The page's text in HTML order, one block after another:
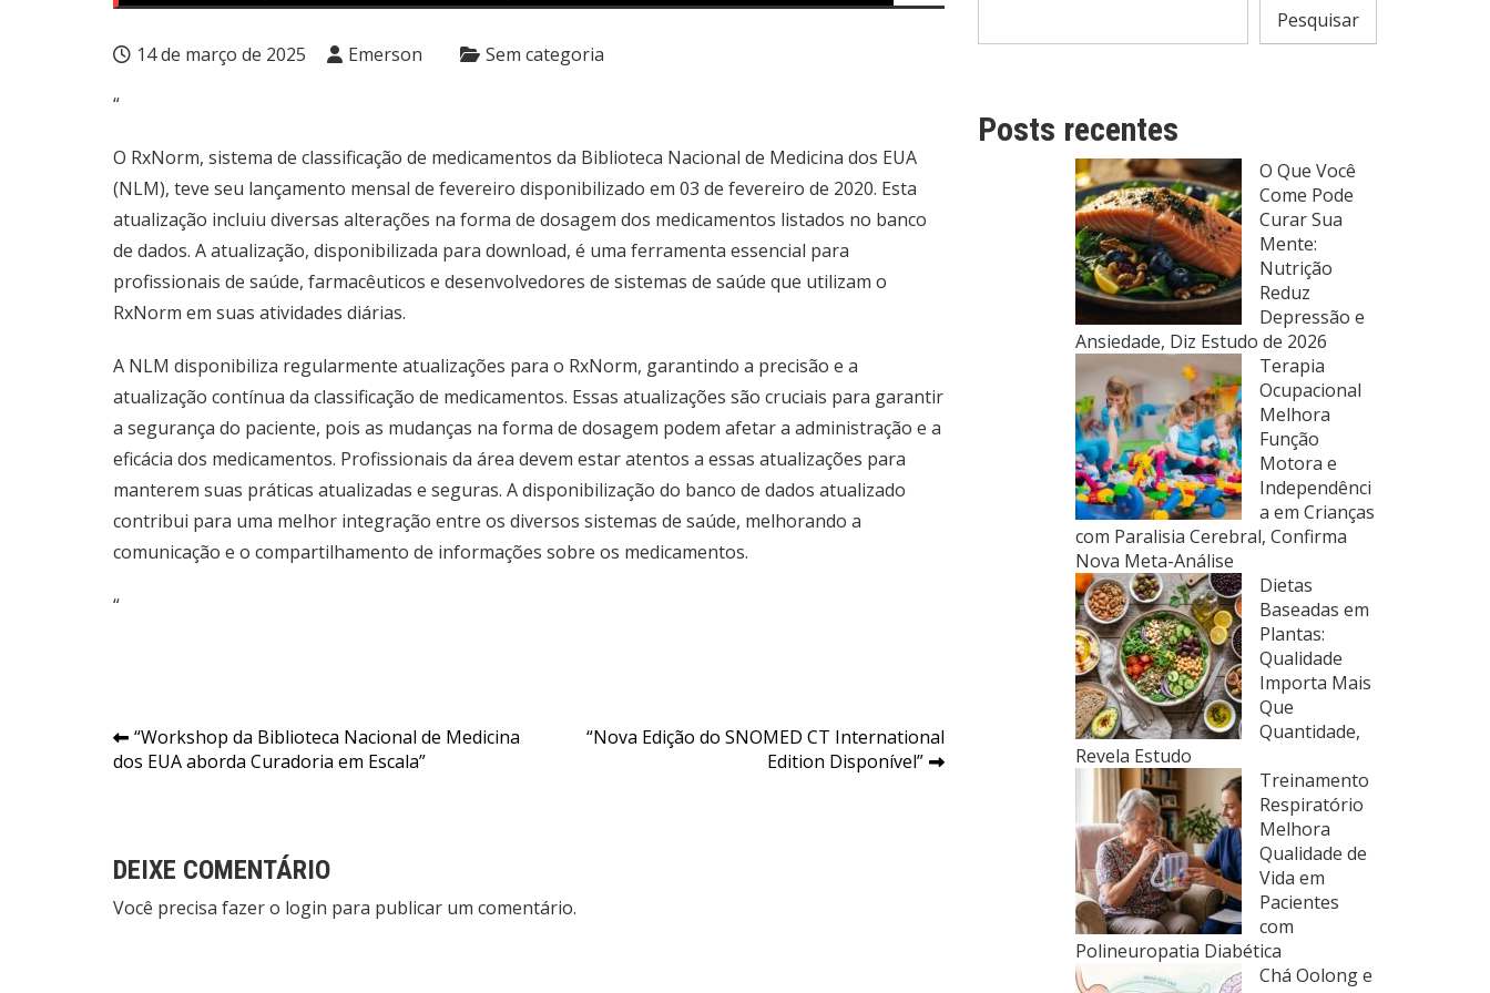
14 de março de 2025 Emerson Sem categoria
“
O RxNorm, sistema de classificação de medicamentos da Biblioteca Nacional de Medicina dos EUA
(NLM), teve seu lançamento mensal de fevereiro disponibilizado em 03 de fevereiro de 2020. Esta
atualização incluiu diversas alterações na forma de dosagem dos medicamentos listados no banco
de dados. A atualização, disponibilizada para download, é uma ferramenta essencial para
profissionais de saúde, farmacêuticos e desenvolvedores de sistemas de saúde que utilizam o
RxNorm em suas atividades diárias.
A NLM disponibiliza regularmente atualizações para o RxNorm, garantindo a precisão e a
atualização contínua da classificação de medicamentos. Essas atualizações são cruciais para garantir
a segurança do paciente, pois as mudanças na forma de dosagem podem afetar a administração e a
eficácia dos medicamentos. Profissionais da área devem estar atentos a essas atualizações para
manterem suas práticas atualizadas e seguras. A disponibilização do banco de dados atualizado
contribui para uma melhor integração entre os diversos sistemas de saúde, melhorando a
comunicação e o compartilhamento de informações sobre os medicamentos.
“
Navegação
de
“Workshop da Biblioteca Nacional de Medicina
dos EUA aborda Curadoria em Escala”
“Nova Edição do SNOMED CT International
Edition Disponível”
DEIXE COMENTÁRIO
Você precisa fazer o login para publicar um comentário.
Pesquisar
Posts recentes
O Que Você
Come Pode
Curar Sua
Mente:
Nutrição
Reduz
Depressão e
Ansiedade, Diz Estudo de 2026
Terapia
Ocupacional
Melhora
Função
Motora e
Independênci
a em Crianças
com Paralisia Cerebral, Confirma
Nova Meta-Análise
Dietas
Baseadas em
Plantas:
Qualidade
Importa Mais
Que
Quantidade,
Revela Estudo
Treinamento
Respiratório
Melhora
Qualidade de
Vida em
Pacientes
com
Polineuropatia Diabética
Chá Oolong e